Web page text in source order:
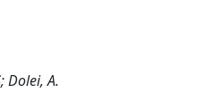
Dolei, A.